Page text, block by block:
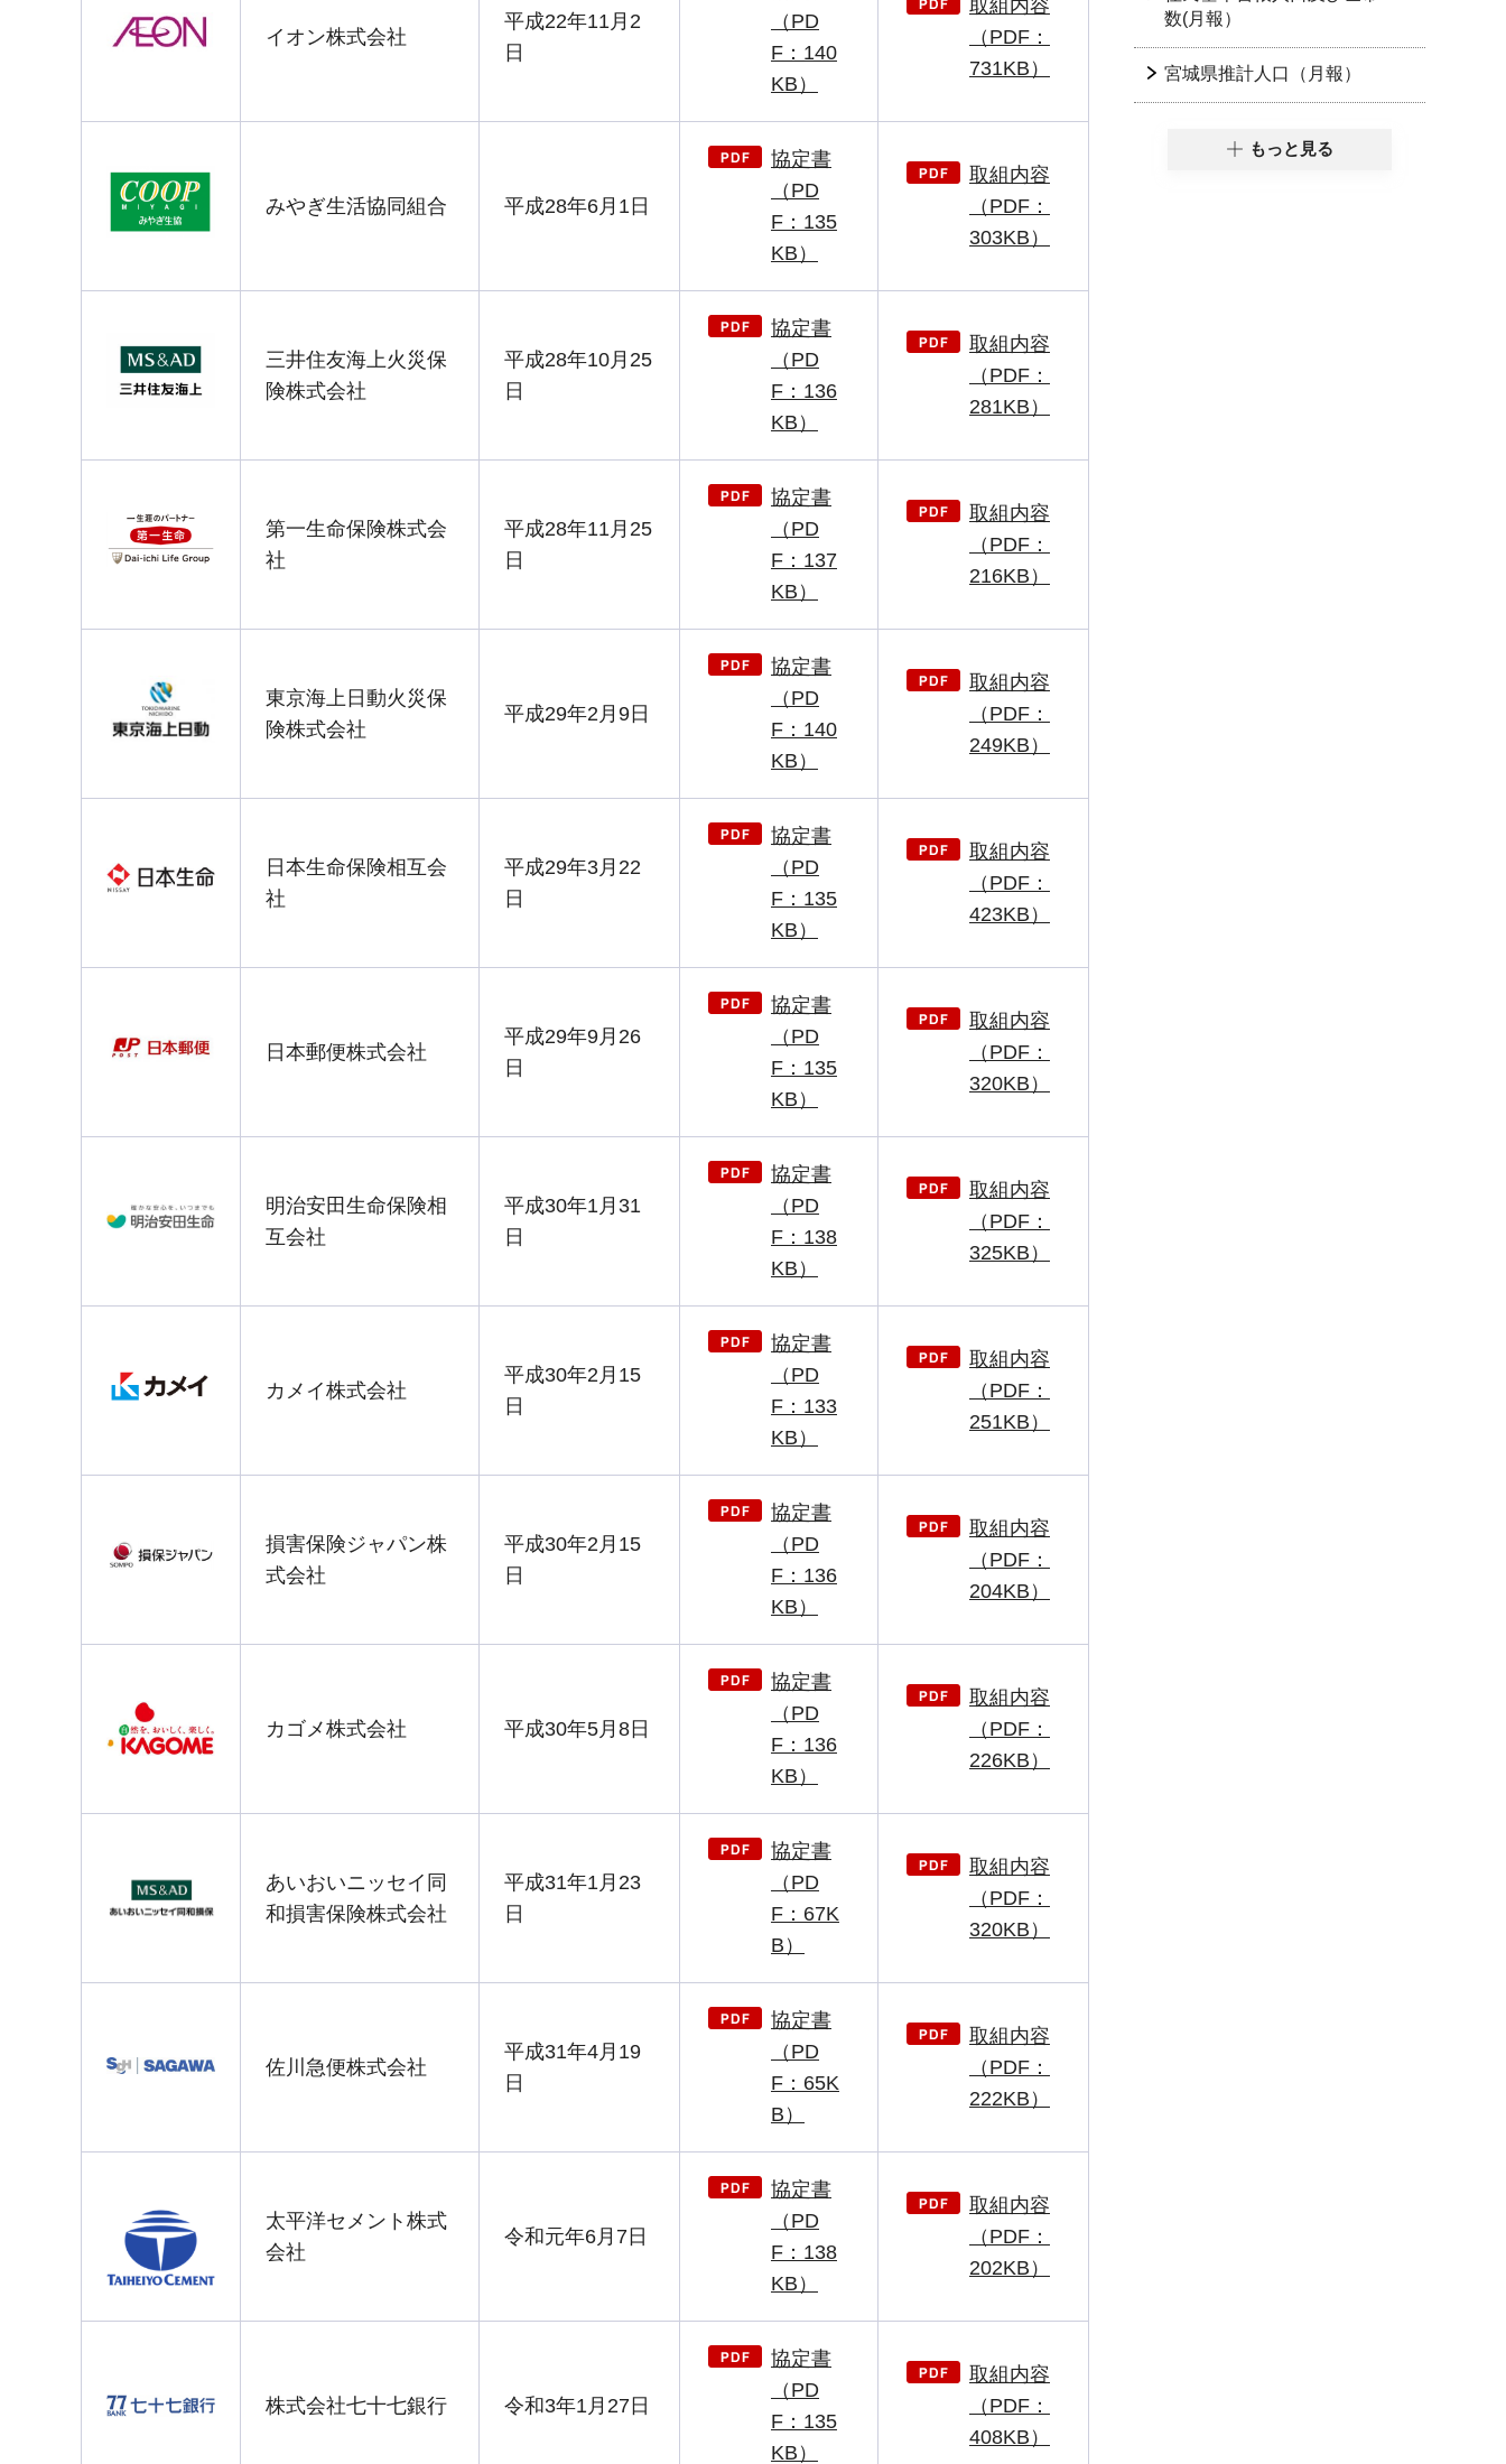
イオン株式会社
平成22年11月2
日
（PD
F：140
KB）
取組内容
（PDF：
731KB）
みやぎ生活協同組合 平成28年6月1日
協定書
（PD
F：135
KB）
取組内容
（PDF：
303KB）
三井住友海上火災保
険株式会社
平成28年10月25
日
協定書
（PD
F：136
KB）
取組内容
（PDF：
281KB）
第一生命保険株式会
社
平成28年11月25
日
協定書
（PD
F：137
KB）
取組内容
（PDF：
216KB）
東京海上日動火災保
険株式会社
平成29年2月9日
協定書
（PD
F：140
KB）
取組内容
（PDF：
249KB）
日本生命保険相互会
社
平成29年3月22
日
協定書
（PD
F：135
KB）
取組内容
（PDF：
423KB）
日本郵便株式会社
平成29年9月26
日
協定書
（PD
F：135
KB）
取組内容
（PDF：
320KB）
明治安田生命保険相
互会社
平成30年1月31
日
協定書
（PD
F：138
KB）
取組内容
（PDF：
325KB）
カメイ株式会社
平成30年2月15
日
協定書
（PD
F：133
KB）
取組内容
（PDF：
251KB）
損害保険ジャパン株
式会社
平成30年2月15
日
協定書
（PD
F：136
KB）
取組内容
（PDF：
204KB）
カゴメ株式会社 平成30年5月8日
協定書
（PD
F：136
KB）
取組内容
（PDF：
226KB）
あいおいニッセイ同
和損害保険株式会社
平成31年1月23
日
協定書
（PD
F：67K
B）
取組内容
（PDF：
320KB）
佐川急便株式会社
平成31年4月19
日
協定書
（PD
F：65K
B）
取組内容
（PDF：
222KB）
太平洋セメント株式
会社
令和元年6月7日
協定書
（PD
F：138
KB）
取組内容
（PDF：
202KB）
株式会社七十七銀行 令和3年1月27日
協定書
（PD
F：135
KB）
取組内容
（PDF：
408KB）
数(月報）
宮城県推計人口（月報）
もっと見る